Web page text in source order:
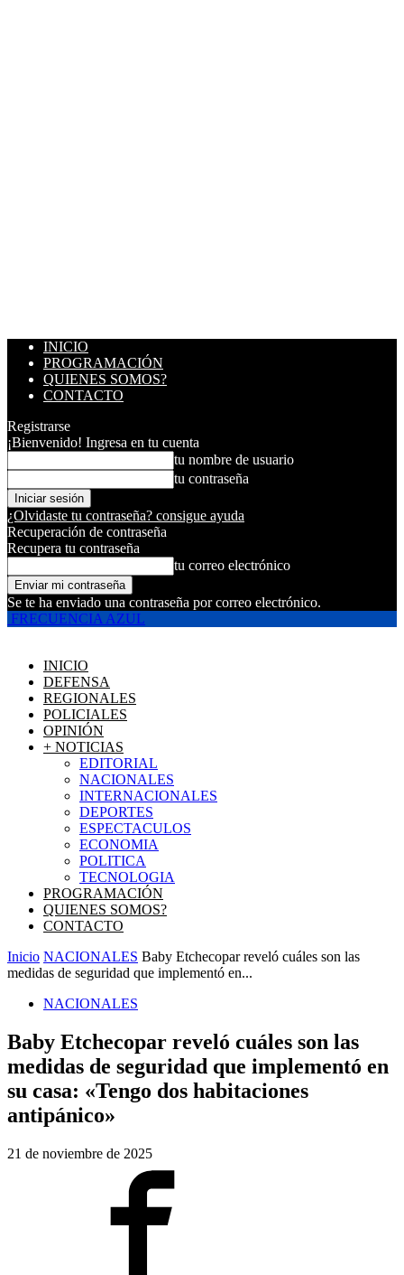
INICIO
PROGRAMACIÓN
QUIENES SOMOS?
CONTACTO
Registrarse
¡Bienvenido! Ingresa en tu cuenta
tu nombre de usuario
tu contraseña
¿Olvidaste tu contraseña? consigue ayuda
Recuperación de contraseña
Recupera tu contraseña
tu correo electrónico
Se te ha enviado una contraseña por correo electrónico.
FRECUENCIA AZUL
INICIO
DEFENSA
REGIONALES
POLICIALES
OPINIÓN
+ NOTICIAS
EDITORIAL
NACIONALES
INTERNACIONALES
DEPORTES
ESPECTACULOS
ECONOMIA
POLITICA
TECNOLOGIA
PROGRAMACIÓN
QUIENES SOMOS?
CONTACTO
Inicio NACIONALES Baby Etchecopar reveló cuáles son las
medidas de seguridad que implementó en...
NACIONALES
Baby Etchecopar reveló cuáles son las
medidas de seguridad que implementó en
su casa: «Tengo dos habitaciones
antipánico»
21 de noviembre de 2025